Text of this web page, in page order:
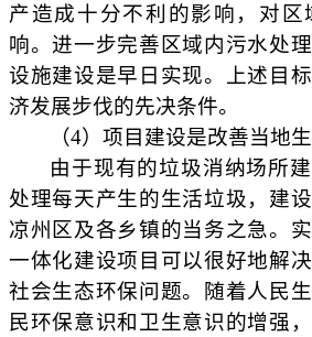
产造成十分不利的影响，对区
响。进一步完善区域内污水处
设施建设是早日实现。上述目
济发展步伐的先决条件。
（4）项目建设是改善当地
由于现有的垃圾消纳场所
处理每天产生的生活垃圾，建
凉州区及各乡镇的当务之急。
一体化建设项目可以很好地解
社会生态环保问题。随着人民
民环保意识和卫生意识的增强